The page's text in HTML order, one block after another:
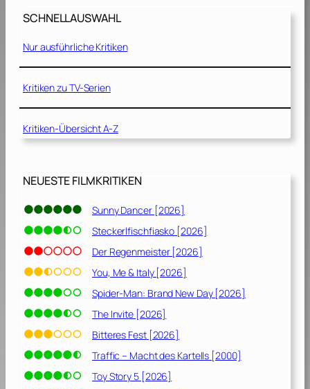
e
e
g
i
n
n
i
n
2
0
1
6
]
SCHNELLAUSWAHL
Nur ausführliche Kritiken
Kritiken zu TV-Serien
Kritiken-Übersicht A-Z
NEUESTE FILMKRITIKEN
Sunny Dancer [2026]
Steckerlfischfiasko [2026]
Der Regenmeister [2026]
You, Me & Italy [2026]
Spider-Man: Brand New Day [2026]
The Invite [2026]
Bitteres Fest [2026]
Traffic – Macht des Kartells [2000]
Toy Story 5 [2026]